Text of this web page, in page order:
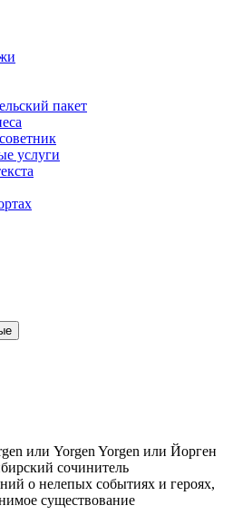
пакет
услуги
или Yorgen Yorgen или Йорген
сочинитель
о нелепых событиях и героях,
существование